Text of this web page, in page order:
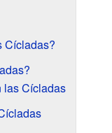
Cícladas?
las Cícladas